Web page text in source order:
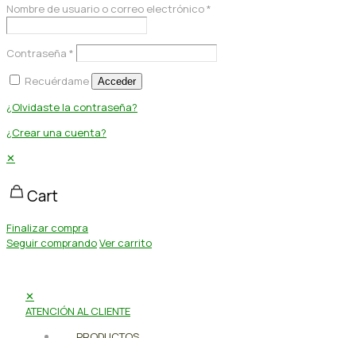
Nombre de usuario o correo electrónico*
Contraseña *
Recuérdame
Acceder
¿Olvidaste la contraseña?
¿Crear una cuenta?
✕
Cart
Finalizar compra
Seguir comprandoVer carrito
✕
ATENCIÓN AL CLIENTE